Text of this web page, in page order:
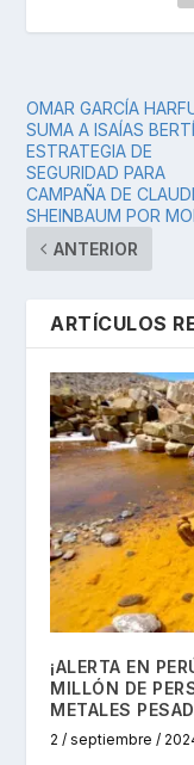
OMAR GARCÍA
SUMA A ISAÍAS
ESTRATEGIA DE
SEGURIDAD PARA
CAMPAÑA DE
SHEINBAUM POR
ANTERIOR
ARTÍCULOS
¡ALERTA EN
MILLÓN DE
METALES
2 / septiembre /